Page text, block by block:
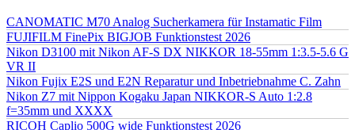
CANOMATIC M70 Analog Sucherkamera für Instamatic Film
FUJIFILM FinePix BIGJOB Funktionstest 2026
Nikon D3100 mit Nikon AF-S DX NIKKOR 18-55mm 1:3.5-5.6 G
VR II
Nikon Fujix E2S und E2N Reparatur und Inbetriebnahme C. Zahn
Nikon Z7 mit Nippon Kogaku Japan NIKKOR-S Auto 1:2.8
f=35mm und XXXX
RICOH Caplio 500G wide Funktionstest 2026